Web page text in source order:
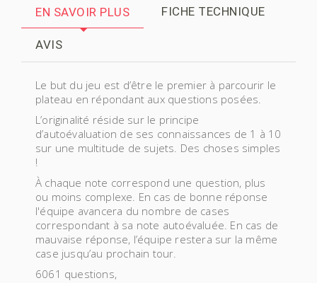
EN SAVOIR PLUS FICHE TECHNIQUE
AVIS
Le but du jeu est d’être le premier à parcourir le
plateau en répondant aux questions posées.
L’originalité réside sur le principe
d’autoévaluation de ses connaissances de 1 à 10
sur une multitude de sujets. Des choses simples
!
À chaque note correspond une question, plus
ou moins complexe. En cas de bonne réponse
l'équipe avancera du nombre de cases
correspondant à sa note autoévaluée. En cas de
mauvaise réponse, l’équipe restera sur la même
case jusqu’au prochain tour.
6061 questions,